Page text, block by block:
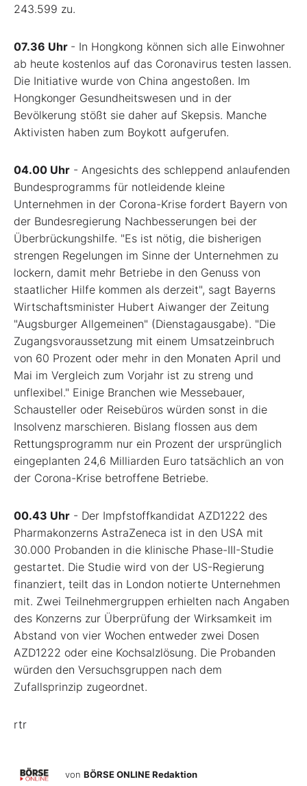
243.599 zu.
07.36 Uhr - In Hongkong können sich alle Einwohner
ab heute kostenlos auf das Coronavirus testen lassen.
Die Initiative wurde von China angestoßen. Im
Hongkonger Gesundheitswesen und in der
Bevölkerung stößt sie daher auf Skepsis. Manche
Aktivisten haben zum Boykott aufgerufen.
04.00 Uhr - Angesichts des schleppend anlaufenden
Bundesprogramms für notleidende kleine
Unternehmen in der Corona-Krise fordert Bayern von
der Bundesregierung Nachbesserungen bei der
Überbrückungshilfe. "Es ist nötig, die bisherigen
strengen Regelungen im Sinne der Unternehmen zu
lockern, damit mehr Betriebe in den Genuss von
staatlicher Hilfe kommen als derzeit", sagt Bayerns
Wirtschaftsminister Hubert Aiwanger der Zeitung
"Augsburger Allgemeinen" (Dienstagausgabe). "Die
Zugangsvoraussetzung mit einem Umsatzeinbruch
von 60 Prozent oder mehr in den Monaten April und
Mai im Vergleich zum Vorjahr ist zu streng und
unflexibel." Einige Branchen wie Messebauer,
Schausteller oder Reisebüros würden sonst in die
Insolvenz marschieren. Bislang flossen aus dem
Rettungsprogramm nur ein Prozent der ursprünglich
eingeplanten 24,6 Milliarden Euro tatsächlich an von
der Corona-Krise betroffene Betriebe.
00.43 Uhr - Der Impfstoffkandidat AZD1222 des
Pharmakonzerns AstraZeneca ist in den USA mit
30.000 Probanden in die klinische Phase-III-Studie
gestartet. Die Studie wird von der US-Regierung
finanziert, teilt das in London notierte Unternehmen
mit. Zwei Teilnehmergruppen erhielten nach Angaben
des Konzerns zur Überprüfung der Wirksamkeit im
Abstand von vier Wochen entweder zwei Dosen
AZD1222 oder eine Kochsalzlösung. Die Probanden
würden den Versuchsgruppen nach dem
Zufallsprinzip zugeordnet.
rtr
von BÖRSE ONLINE Redaktion